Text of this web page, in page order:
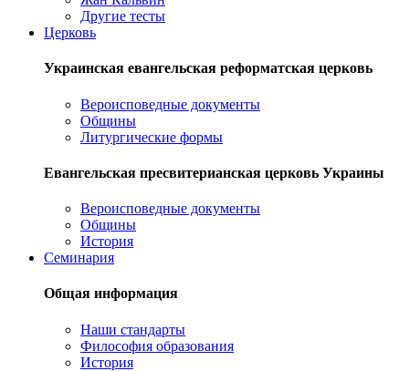
Другие тесты
Церковь
Украинская евангельская реформатская церковь
Вероисповедные документы
Общины
Литургические формы
Евангельская пресвитерианская церковь Украины
Вероисповедные документы
Общины
История
Семинария
Общая информация
Наши стандарты
Философия образования
История